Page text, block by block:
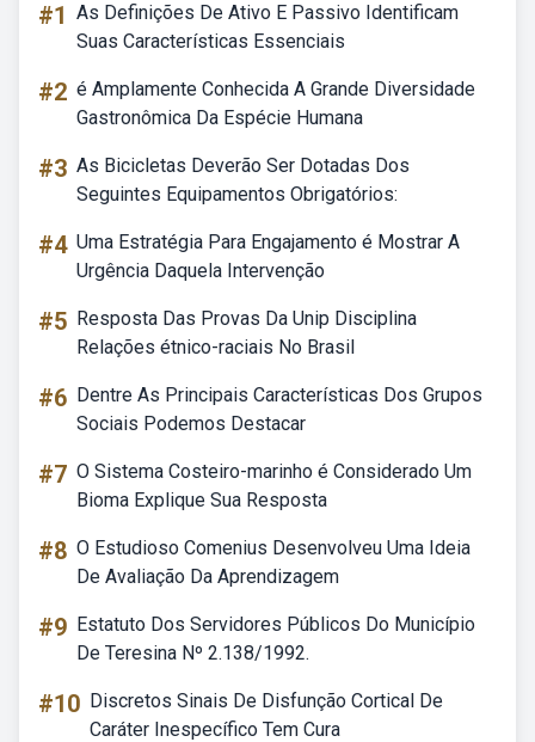
#1 As Definições De Ativo E Passivo Identificam
Suas Características Essenciais
#2 é Amplamente Conhecida A Grande Diversidade
Gastronômica Da Espécie Humana
#3 As Bicicletas Deverão Ser Dotadas Dos
Seguintes Equipamentos Obrigatórios:
#4 Uma Estratégia Para Engajamento é Mostrar A
Urgência Daquela Intervenção
#5 Resposta Das Provas Da Unip Disciplina
Relações étnico-raciais No Brasil
#6 Dentre As Principais Características Dos Grupos
Sociais Podemos Destacar
#7 O Sistema Costeiro-marinho é Considerado Um
Bioma Explique Sua Resposta
#8 O Estudioso Comenius Desenvolveu Uma Ideia
De Avaliação Da Aprendizagem
#9 Estatuto Dos Servidores Públicos Do Município
De Teresina Nº 2.138/1992.
#10 Discretos Sinais De Disfunção Cortical De
Caráter Inespecífico Tem Cura